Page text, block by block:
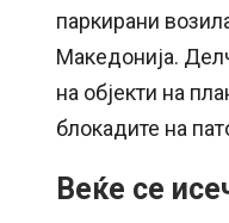
паркирани
Македонија.
на објекти на
блокадите на
Веќе се